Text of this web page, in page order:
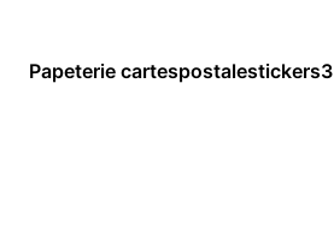
Papeterie cartespostalestickers3